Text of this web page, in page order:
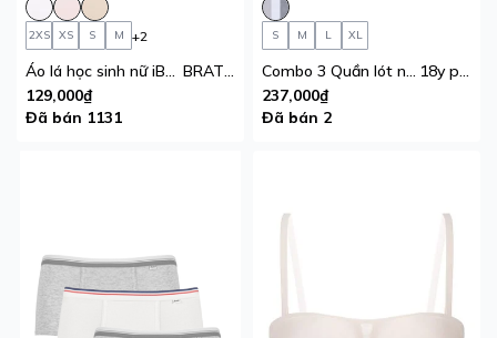
2XS XS S M +2
129,000₫
Đã bán 1131
S M L XL
237,000₫
Đã bán 2